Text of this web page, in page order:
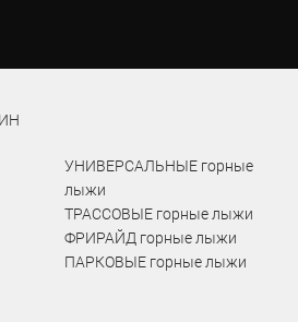
УНИВЕРСАЛЬНЫЕ горные
лыжи
ТРАССОВЫЕ горные лыжи
ФРИРАЙД горные лыжи
ПАРКОВЫЕ горные лыжи